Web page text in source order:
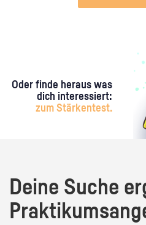
Oder finde heraus was
dich interessiert:
zum Stärkentest.
Deine Suche